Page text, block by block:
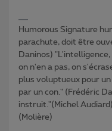
Humorous Signature
parachute, doit être
Daninos)
on n'en a pas, on
plus voluptueux pour
par un con." (Frédéric
instruit."(Michel
(Molière)